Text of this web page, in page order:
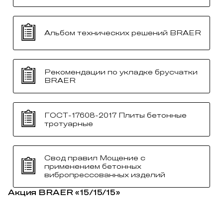
Альбом технических решений BRAER
Рекомендации по укладке брусчатки
BRAER
ГОСТ-17608-2017 Плиты бетонные
тротуарные
Свод правил Мощение с
применением бетонных
вибропрессованных изделий
Акция BRAER «15/15/15»